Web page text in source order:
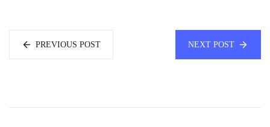
PREVIOUS POST NEXT POST